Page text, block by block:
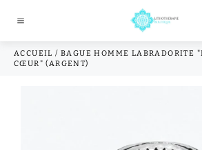
ACCUEIL /BAGUE HOMME LABRADORITE
CŒUR" (ARGENT)